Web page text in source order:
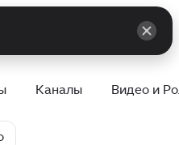
Каналы Видео и